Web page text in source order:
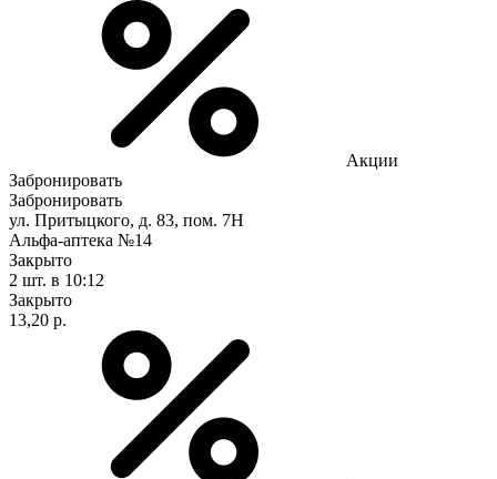
Акции
Забронировать
Забронировать
ул. Притыцкого, д. 83, пом. 7Н
Альфа-аптека №14
Закрыто
2 шт. в 10:12
Закрыто
13,20 р.